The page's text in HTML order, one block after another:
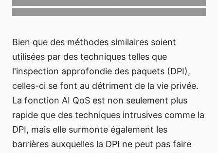
Bien que des méthodes similaires soient
utilisées par des techniques telles que
l'inspection approfondie des paquets (DPI),
celles-ci se font au détriment de la vie privée.
La fonction AI QoS est non seulement plus
rapide que des techniques intrusives comme la
DPI, mais elle surmonte également les
barrières auxquelles la DPI ne peut pas faire